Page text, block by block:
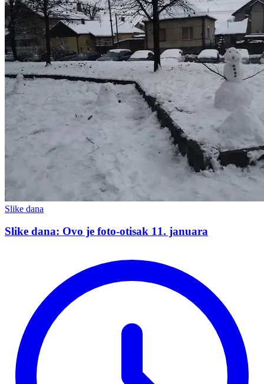
Slike dana
Slike dana: Ovo je foto-otisak 11. januara